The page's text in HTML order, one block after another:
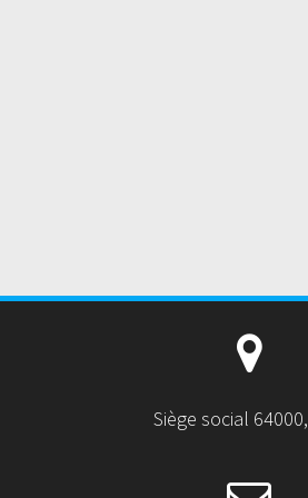
Siège social